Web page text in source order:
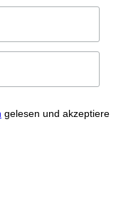
gelesen und akzeptiere